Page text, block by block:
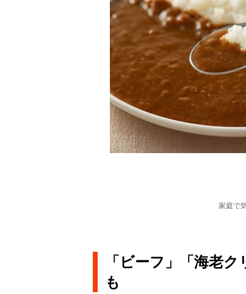
家庭で
「ビーフ」「海老
も